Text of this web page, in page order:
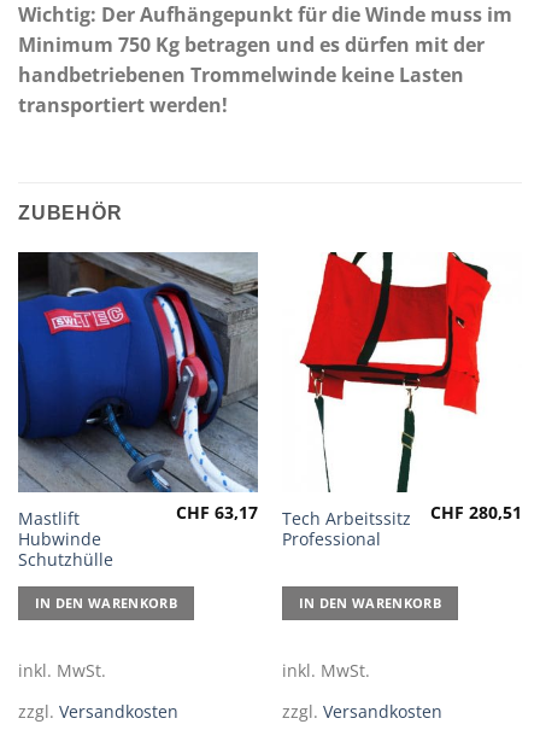
Wichtig: Der Aufhängepunkt für die Winde muss im
Minimum 750 Kg betragen und es dürfen mit der
handbetriebenen Trommelwinde keine Lasten
transportiert werden!
ZUBEHÖR
Mastlift
Hubwinde
Schutzhülle
CHF 63,17
IN DEN WARENKORB
inkl. MwSt.
zzgl. Versandkosten
Tech Arbeitssitz
Professional
CHF 280,51
IN DEN WARENKORB
inkl. MwSt.
zzgl. Versandkosten